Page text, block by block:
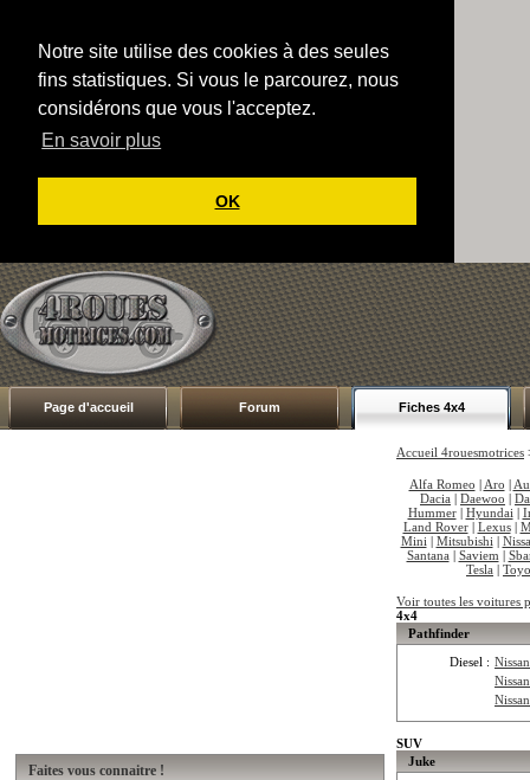
Notre site utilise des cookies à des seules
fins statistiques. Si vous le parcourez, nous
considérons que vous l'acceptez.
En savoir plus
OK
Page d'accueil Forum Fiches 4x4
Faites vous connaitre !
Accueil 4rouesmotrices
Alfa Romeo | Aro |
Dacia | Daewoo |
Hummer| Hyundai |
Land Rover| Lexus|
Mini | Mitsubishi |
Santana | Saviem |
Tesla |
Voir toutes les voitures
4x4
Pathfinder
Diesel :
SUV
Juke